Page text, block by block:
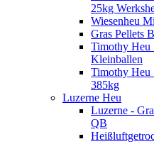
25kg
Wiesenheu
Gras Pellets
Timothy Heu
Kleinballen
Timothy Heu
385kg
Luzerne Heu
Luzerne -
QB